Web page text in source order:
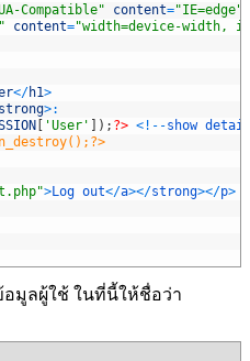
Compatible" content="IE=edge"
content="width=device-width,
</h1>
strong>:
[ 'User' ] ) ; ?> < ! --show detail
>Log out</a></strong></p>
อมูลผู้ใช้ ในที่นี้ให้ชื่อว่า